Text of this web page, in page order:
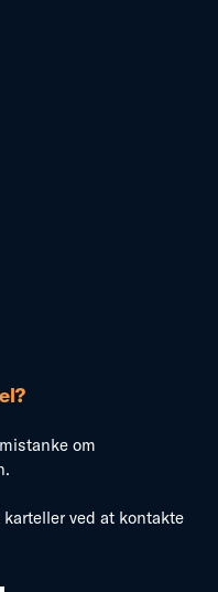
om
ved at kontakte